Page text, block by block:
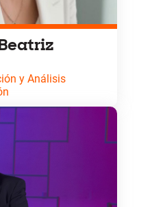
y Análisis
con dominio
estadístico. Ha
de procesos
académicas,
técnico y aplicado en la